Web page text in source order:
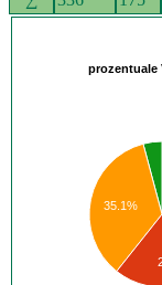
prozentuale
35.1%